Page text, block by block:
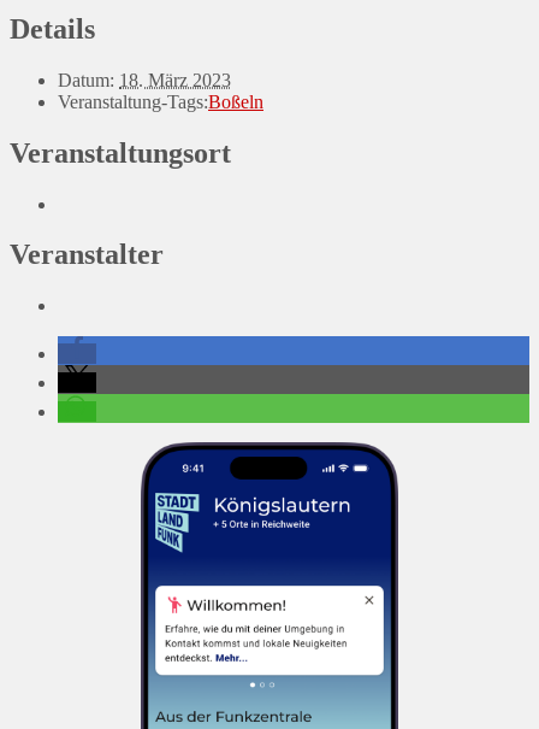
Details
Datum: 18. März 2023
Veranstaltung-Tags:Boßeln
Veranstaltungsort
Veranstalter